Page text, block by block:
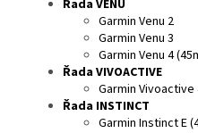
Řada VENU
Garmin Venu 2
Garmin Venu 3
Garmin Venu 4
Řada VIVOACTIVE
Garmin Vivoactive
Řada INSTINCT
Garmin Instinct E